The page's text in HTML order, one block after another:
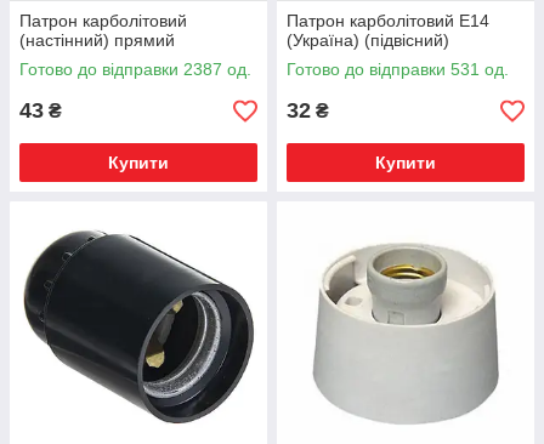
Патрон карболітовий
(настінний) прямий
Готово до відправки 2387 од.
43 ₴
Купити
Патрон карболітовий Е14
(Україна) (підвісний)
Готово до відправки 531 од.
32 ₴
Купити